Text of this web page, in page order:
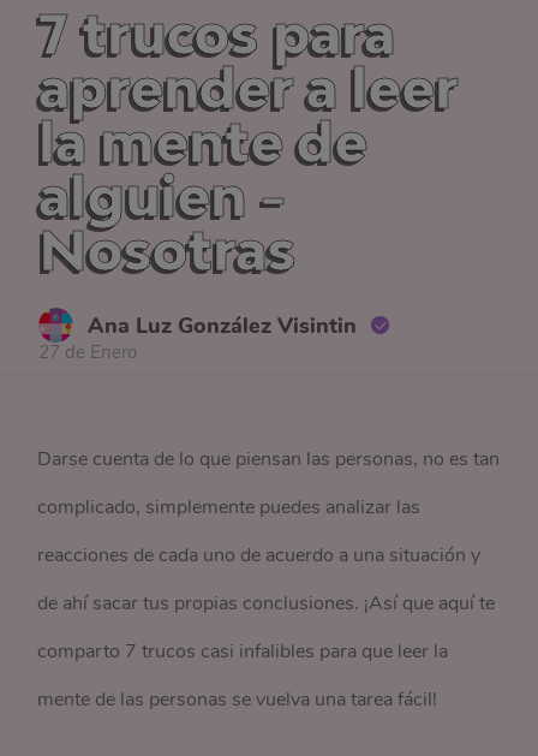
7 trucos para
aprender a leer
la mente de
alguien -
Nosotras
Ana Luz González Visintin
27 de Enero
Darse cuenta de lo que piensan las personas, no es tan
complicado, simplemente puedes analizar las
reacciones de cada uno de acuerdo a una situación y
de ahí sacar tus propias conclusiones. ¡Así que aquí te
comparto 7 trucos casi infalibles para que leer la
mente de las personas se vuelva una tarea fácil!